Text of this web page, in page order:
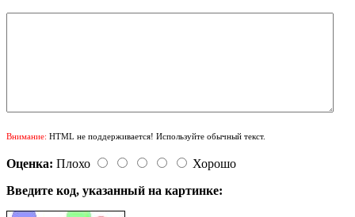
Внимание: HTML не поддерживается! Используйте обычный текст.
Оценка: Плохо
Хорошо
Введите код, указанный на картинке: